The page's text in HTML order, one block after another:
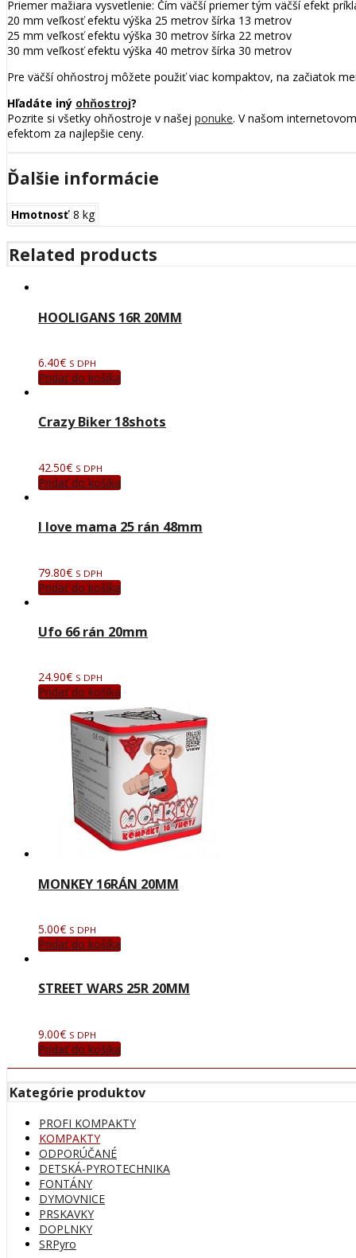
Priemer mažiara vysvetlenie: Čím väčší priemer tým väčší efekt
20 mm veľkosť efektu výška 25 metrov šírka 13 metrov
25 mm veľkosť efektu výška 30 metrov šírka 22 metrov
30 mm veľkosť efektu výška 40 metrov šírka 30 metrov
Pre väčší ohňostroj môžete použiť viac kompaktov, na začiatok
Hľadáte iný ohňostroj?
Pozrite si všetky ohňostroje v našej ponuke. V našom
efektom za najlepšie ceny.
Ďalšie informácie
Hmotnosť 8 kg
Related products
HOOLIGANS 16R 20MM
6.40€ S DPH
Pridať do košíka
Crazy Biker 18shots
42.50€ S DPH
Pridať do košíka
I love mama 25 rán 48mm
79.80€ S DPH
Pridať do košíka
Ufo 66 rán 20mm
24.90€ S DPH
Pridať do košíka
MONKEY 16RÁN 20MM
5.00€ S DPH
Pridať do košíka
STREET WARS 25R 20MM
9.00€ S DPH
Pridať do košíka
Kategórie produktov
PROFI KOMPAKTY
KOMPAKTY
ODPORÚČANÉ
DETSKÁ-PYROTECHNIKA
FONTÁNY
DYMOVNICE
PRSKAVKY
DOPLNKY
SRPyro